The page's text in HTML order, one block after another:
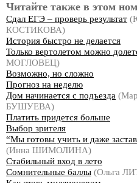
Читайте также в этом
Сдал ЕГЭ – проверь результат
КОСТИКОВА)
История быстро не делается
Только вертолетом можно
МОГЛОВЕЦ)
Возможно, но сложно
Прогноз на неделю
Дом начинается с подъезда
БУШУЕВА)
Платить придется больше
Выбор зрителя
“Мы готовы учить и даже
(Инна ШИМОЛИНА)
Стабильный вход в лето
Сомнительные баллы (Ольга